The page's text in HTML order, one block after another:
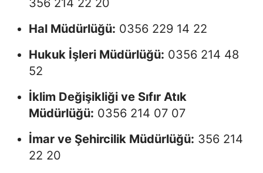
356 214 22 20
Hal Müdürlüğü: 0356 229 14 22
Hukuk İşleri Müdürlüğü: 0356 214 48
52
İklim Değişikliği ve Sıfır Atık
Müdürlüğü: 0356 214 07 07
İmar ve Şehircilik Müdürlüğü: 356 214
22 20